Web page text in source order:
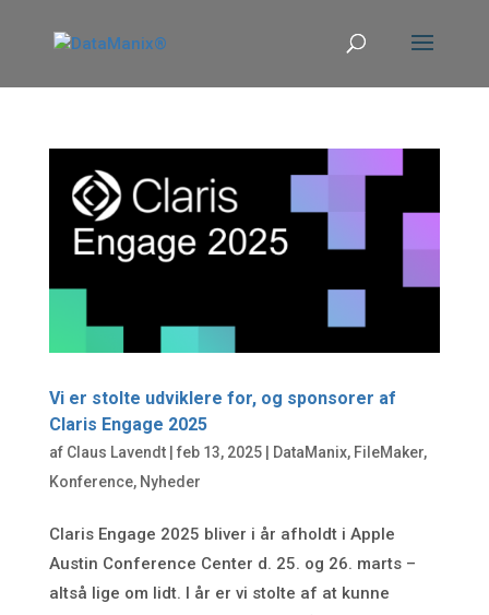
Vi er stolte udviklere for, og sponsorer af
Claris Engage 2025
af Claus Lavendt| feb 13, 2025| DataManix, FileMaker,
Konference, Nyheder
Claris Engage 2025 bliver i år afholdt i Apple
Austin Conference Center d. 25. og 26. marts –
altså lige om lidt. I år er vi stolte af at kunne